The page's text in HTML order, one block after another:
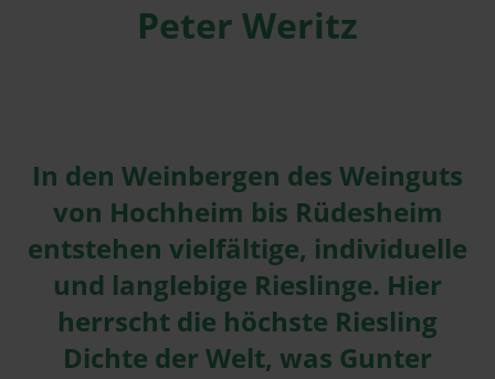
Peter Weritz
In den Weinbergen des Weinguts
von Hochheim bis Rüdesheim
entstehen vielfältige, individuelle
und langlebige Rieslinge. Hier
herrscht die höchste Riesling
Dichte der Welt, was Gunter